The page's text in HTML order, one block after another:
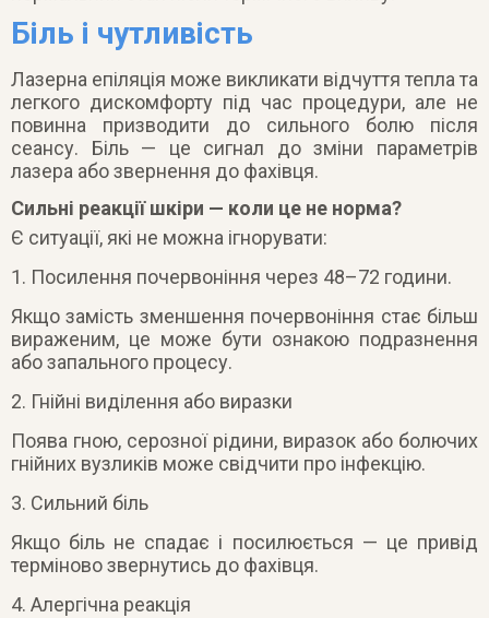
Біль і чутливість
Лазерна епіляція може викликати відчуття тепла та
легкого дискомфорту під час процедури, але не
повинна призводити до сильного болю після
сеансу. Біль — це сигнал до зміни параметрів
лазера або звернення до фахівця.
Сильні реакції шкіри — коли це не норма?
Є ситуації, які не можна ігнорувати:
1. Посилення почервоніння через 48–72 години.
Якщо замість зменшення почервоніння стає більш
вираженим, це може бути ознакою подразнення
або запального процесу.
2. Гнійні виділення або виразки
Поява гною, серозної рідини, виразок або болючих
гнійних вузликів може свідчити про інфекцію.
3. Сильний біль
Якщо біль не спадає і посилюється — це привід
терміново звернутись до фахівця.
4. Алергічна реакція